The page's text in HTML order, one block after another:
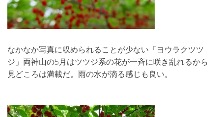
なかなか写真に収められることが少ない「ヨウラクツツ
ジ」両神山の5月はツツジ系の花が一斉に咲き乱れるから
見どころは満載だ。雨の水が滴る感じも良い。